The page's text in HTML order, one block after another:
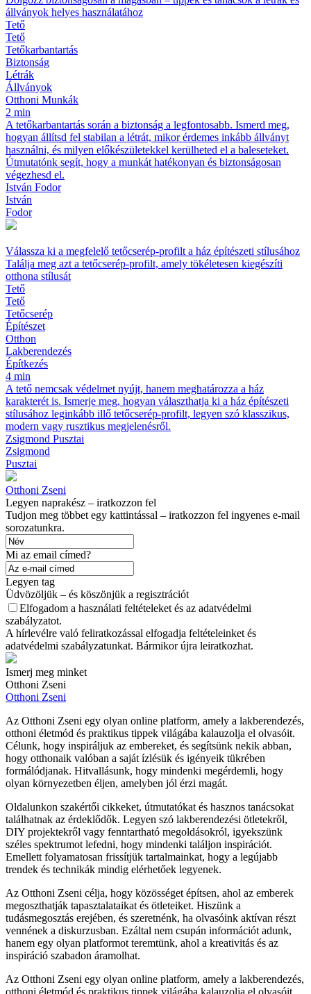
állványok helyes használatához
Tető
Tető
Tetőkarbantartás
Biztonság
Létrák
Állványok
Otthoni Munkák
2 min
A tetőkarbantartás során a biztonság a legfontosabb. Ismerd meg,
hogyan állítsd fel stabilan a létrát, mikor érdemes inkább állványt
használni, és milyen előkészületekkel kerülheted el a baleseteket.
Útmutatónk segít, hogy a munkát hatékonyan és biztonságosan
végezhesd el.
István Fodor
István
Fodor
Válassza ki a megfelelő tetőcserép-profilt a ház építészeti stílusához
Találja meg azt a tetőcserép-profilt, amely tökéletesen kiegészíti
otthona stílusát
Tető
Tető
Tetőcserép
Építészet
Otthon
Lakberendezés
Építkezés
4 min
A tető nemcsak védelmet nyújt, hanem meghatározza a ház
karakterét is. Ismerje meg, hogyan választhatja ki a ház építészeti
stílusához leginkább illő tetőcserép-profilt, legyen szó klasszikus,
modern vagy rusztikus megjelenésről.
Zsigmond Pusztai
Zsigmond
Pusztai
Otthoni Zseni
Legyen naprakész – iratkozzon fel
Tudjon meg többet egy kattintással – iratkozzon fel ingyenes e-mail
sorozatunkra.
Mi az email címed?
Legyen tag
Üdvözöljük – és köszönjük a regisztrációt
Elfogadom a használati feltételeket és az adatvédelmi
szabályzatot.
A hírlevélre való feliratkozással elfogadja feltételeinket és
adatvédelmi szabályzatunkat. Bármikor újra leiratkozhat.
Ismerj meg minket
Otthoni Zseni
Otthoni Zseni
Az Otthoni Zseni egy olyan online platform, amely a lakberendezés,
otthoni életmód és praktikus tippek világába kalauzolja el olvasóit.
Célunk, hogy inspiráljuk az embereket, és segítsünk nekik abban,
hogy otthonaik valóban a saját ízlésük és igényeik tükrében
formálódjanak. Hitvallásunk, hogy mindenki megérdemli, hogy
olyan környezetben éljen, amelyben jól érzi magát.
Oldalunkon szakértői cikkeket, útmutatókat és hasznos tanácsokat
találhatnak az érdeklődők. Legyen szó lakberendezési ötletekről,
DIY projektekről vagy fenntartható megoldásokról, igyekszünk
széles spektrumot lefedni, hogy mindenki találjon inspirációt.
Emellett folyamatosan frissítjük tartalmainkat, hogy a legújabb
trendek és technikák mindig elérhetőek legyenek.
Az Otthoni Zseni célja, hogy közösséget építsen, ahol az emberek
megoszthatják tapasztalataikat és ötleteiket. Hiszünk a
tudásmegosztás erejében, és szeretnénk, ha olvasóink aktívan részt
vennének a diskurzusban. Ezáltal nem csupán információt adunk,
hanem egy olyan platformot teremtünk, ahol a kreativitás és az
inspiráció szabadon áramolhat.
Az Otthoni Zseni egy olyan online platform, amely a lakberendezés,
otthoni életmód és praktikus tippek világába kalauzolja el olvasóit.